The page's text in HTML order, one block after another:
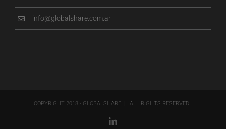
info@globalshare.com.ar
COPYRIGHT 2018 - GLOBALSHARE | ALL RIGHTS RESERVED
LinkedIn